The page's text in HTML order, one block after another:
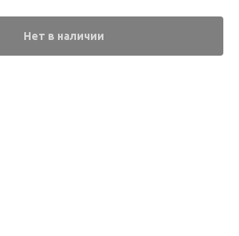
Нет в наличии